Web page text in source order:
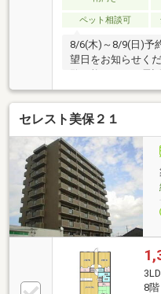
ペット相談可
8/6(木)～8/9(日)予
望日をお知らせく
ださい。【おすす
住宅ローン減税が
ローンの組み方や
めての方でもお気
設】・北小学校ま
学校まで約900ｍ
小田中店様まで約
「山北」まで約
セレスト美保２１
8